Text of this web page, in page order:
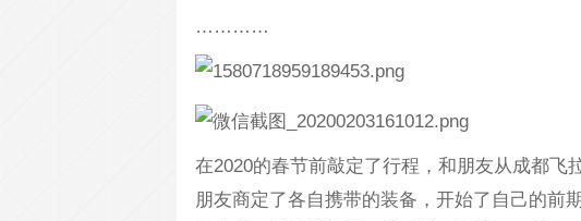
…………
在2020的春节前敲定了行程，和朋友从成都飞
朋友商定了各自携带的装备，开始了自己的前